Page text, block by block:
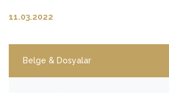
11.03.2022
Belge & Dosyalar